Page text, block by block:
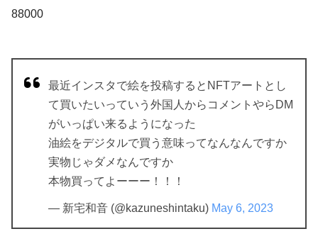
88000
最近インスタで絵を投稿するとNFTアートとし
て買いたいっていう外国人からコメントやらDM
がいっぱい来るようになった
油絵をデジタルで買う意味ってなんなんですか
実物じゃダメなんですか
本物買ってよーーー！！！
— 新宅和音 (@kazuneshintaku) May 6, 2023